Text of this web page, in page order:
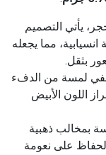
يأتي التصميم
وسلسلة انسيابية، مما يجعله
بثقل.
لمسة من الدفء
اللون الأبيض
بمخالب ذهبية
على نعومة